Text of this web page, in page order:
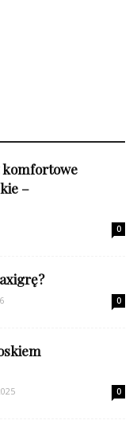
komfortowe
–
0
0
0